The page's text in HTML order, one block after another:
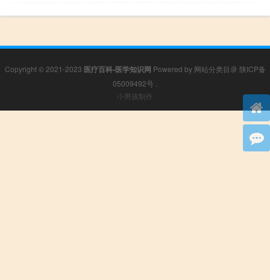
Copyright © 2021-2023 医疗百科-医学知识网 Powered by 网站分类目录 陕ICP备
05009492号
小男孩制作